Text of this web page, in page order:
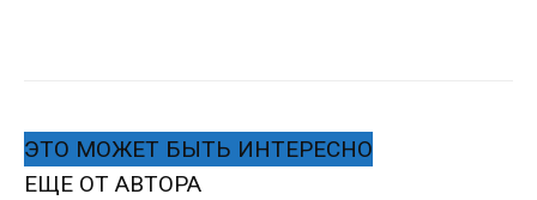
ЭТО МОЖЕТ БЫТЬ ИНТЕРЕСНО
ЕЩЕ ОТ АВТОРА